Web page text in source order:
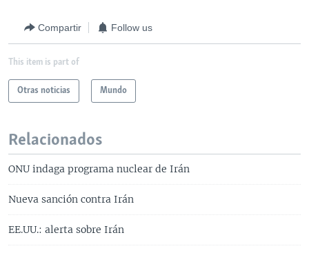
Compartir Follow us
This item is part of
Otras noticias Mundo
Relacionados
ONU indaga programa nuclear de Irán
Nueva sanción contra Irán
EE.UU.: alerta sobre Irán